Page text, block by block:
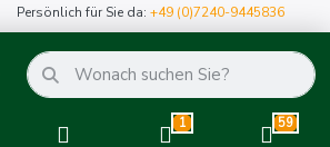
Persönlich für Sie da:+49 (0)7240-9445836
1 59